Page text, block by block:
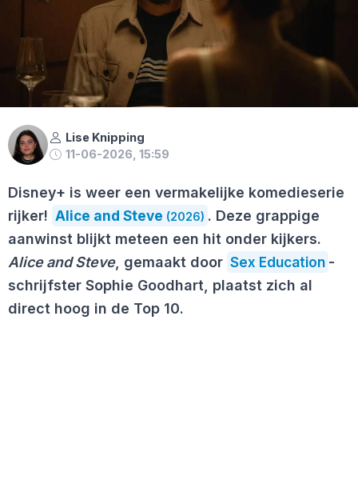
Lise Knipping
11-06-2026, 15:59
Disney+ is weer een vermakelijke komedieserie
rijker! Alice and Steve (2026) . Deze grappige
aanwinst blijkt meteen een hit onder kijkers.
Alice and Steve, gemaakt door Sex Education -
schrijfster Sophie Goodhart, plaatst zich al
direct hoog in de Top 10.